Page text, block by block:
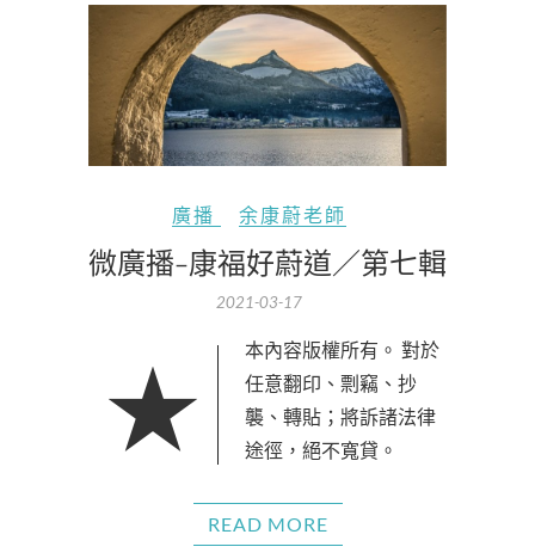
廣播 余康蔚老師
微廣播-康福好蔚道／第七輯
2021-03-17
★本內容版權所有。 對於
任意翻印、剽竊、抄
襲、轉貼；將訴諸法律
途徑，絕不寬貸。
READ MORE